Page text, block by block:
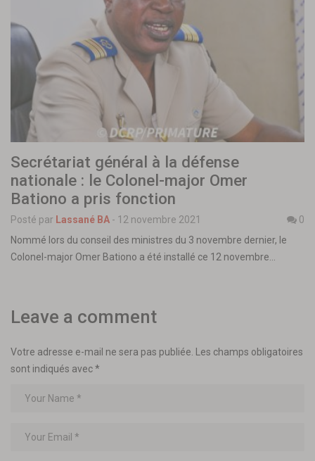
Secrétariat général à la défense
nationale : le Colonel-major Omer
Bationo a pris fonction
Posté par Lassané BA - 12 novembre 2021
0
Nommé lors du conseil des ministres du 3 novembre dernier, le
Colonel-major Omer Bationo a été installé ce 12 novembre…
Leave a comment
Votre adresse e-mail ne sera pas publiée.
Les champs obligatoires
sont indiqués avec*